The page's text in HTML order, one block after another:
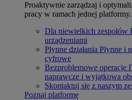
Proaktywnie zarządzaj i
pracy w ramach jednej platformy.
Dla niewielkich zespołów
urządzeniami
Płynne działania Płynne i
cyfrowe
Bezproblemowe operacje
naprawcze i wyjątkowa
Skontaktuj się z naszym
Poznaj platformę